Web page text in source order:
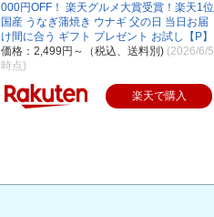
000円OFF！ 楽天グルメ大賞受賞！楽天1位
国産 うなぎ蒲焼き ウナギ 父の日 当日お届
け間に合う ギフト プレゼント お試し【P】
価格：2,499円～（税込、送料別) (2026/6/5
時点)
楽天で購入